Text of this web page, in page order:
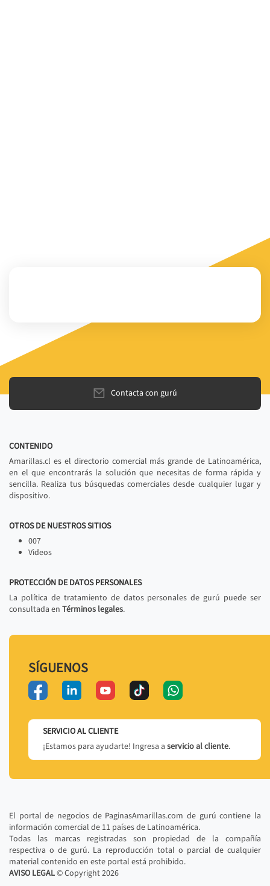
Contacta con gurú
CONTENIDO
Amarillas.cl es el directorio comercial más grande de Latinoamérica,
en el que encontrarás la solución que necesitas de forma rápida y
sencilla. Realiza tus búsquedas comerciales desde cualquier lugar y
dispositivo.
OTROS DE NUESTROS SITIOS
007
Videos
PROTECCIÓN DE DATOS PERSONALES
La política de tratamiento de datos personales de gurú puede ser
consultada en Términos legales.
SÍGUENOS
SERVICIO AL CLIENTE
¡Estamos para ayudarte! Ingresa a servicio al cliente.
El portal de negocios de PaginasAmarillas.com de gurú contiene la
información comercial de 11 países de Latinoamérica.
Todas las marcas registradas son propiedad de la compañía
respectiva o de gurú. La reproducción total o parcial de cualquier
material contenido en este portal está prohibido.
AVISO LEGAL© Copyright2026